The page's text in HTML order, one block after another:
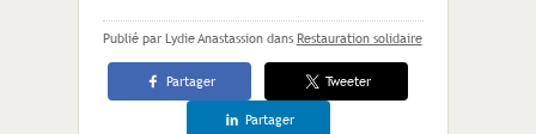
Publié par Lydie Anastassion dans Restauration solidaire
Partager Tweeter
Partager